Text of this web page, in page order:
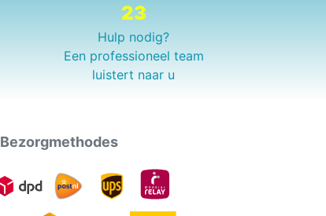
23
Hulp nodig?
Een professioneel team
luistert naar u
Bezorgmethodes